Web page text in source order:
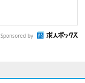
Sponsored by